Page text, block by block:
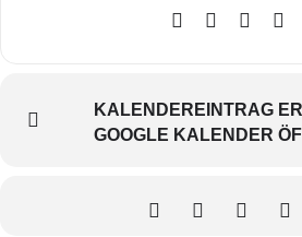
KALENDEREINTRAG
GOOGLE KALENDER